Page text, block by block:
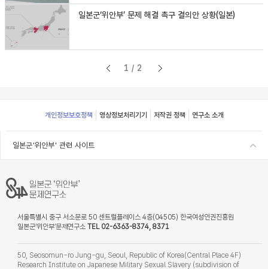
일본군‘위안부’ 문제 해결 촉구 결의안 상황(일본)
1/2
Footer
개인정보보호정책 영상정보처리기기 저작권 정책 연구소 소개
일본군'위안부' 관련 사이트
서울특별시 중구 서소문로 50 센트럴플레이스 4층(04505) 한국여성인권진흥원
일본군‘위안부’문제연구소 TEL 02-6363-8374, 8371
50, Seosomun-ro Jung-gu, Seoul, Republic of Korea(Central Place 4F)
Research Institute on Japanese Military Sexual Slavery (subdivision of